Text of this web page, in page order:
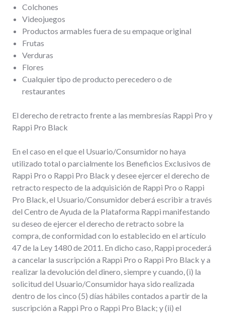
Colchones
Videojuegos
Productos armables fuera de su empaque original
Frutas
Verduras
Flores
Cualquier tipo de producto perecedero o de
restaurantes
El derecho de retracto frente a las membresías Rappi Pro y
Rappi Pro Black
En el caso en el que el Usuario/Consumidor no haya
utilizado total o parcialmente los Beneficios Exclusivos de
Rappi Pro o Rappi Pro Black y desee ejercer el derecho de
retracto respecto de la adquisición de Rappi Pro o Rappi
Pro Black, el Usuario/Consumidor deberá escribir a través
del Centro de Ayuda de la Plataforma Rappi manifestando
su deseo de ejercer el derecho de retracto sobre la
compra, de conformidad con lo establecido en el artículo
47 de la Ley 1480 de 2011. En dicho caso, Rappi procederá
a cancelar la suscripción a Rappi Pro o Rappi Pro Black y a
realizar la devolución del dinero, siempre y cuando, (i) la
solicitud del Usuario/Consumidor haya sido realizada
dentro de los cinco (5) días hábiles contados a partir de la
suscripción a Rappi Pro o Rappi Pro Black; y (ii) el